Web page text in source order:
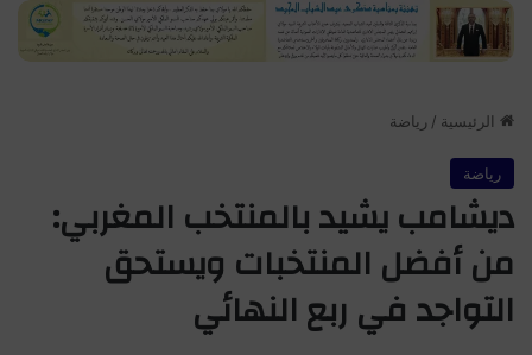
الرئيسية / رياضة
رياضة
ديشامب يشيد بالمنتخب المغربي:
من أفضل المنتخبات ويستحق
التواجد في ربع النهائي